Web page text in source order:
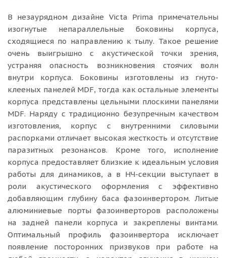
В незаурядном дизайне Victa Prima примечательны
изогнутые непараллельные боковины корпуса,
сходящиеся по направлению к тылу. Такое решение
очень выигрышно с акустической точки зрения,
устраняя опасность возникновения стоячих волн
внутри корпуса. Боковины изготовлены из гнуто-
клееных панелей MDF, тогда как остальные элементы
корпуса представлены цельными плоскими панелями
MDF. Наряду с традиционно безупречным качеством
изготовления, корпус с внутренними силовыми
распорками отличает высокая жесткость и отсутствие
паразитных резонансов. Кроме того, исполнение
корпуса предоставляет близкие к идеальным условия
работы для динамиков, а в НЧ-секции выступает в
роли акустического оформления с эффективно
добавляющим глубину баса фазоинвертором. Литые
алюминиевые порты фазоинверторов расположены
на задней панели корпуса и закреплены винтами.
Оптимальный профиль фазоинвертора исключает
появление посторонних призвуков при работе на